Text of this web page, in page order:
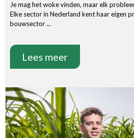
Je mag het woke vinden, maar elk
Elke sector in Nederland kent haar eigen
bouwsector ...
Lees meer